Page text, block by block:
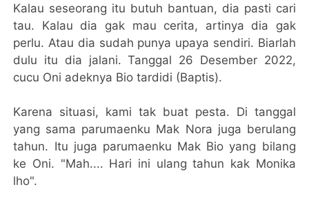
Kalau seseorang itu butuh bantuan, dia pasti cari
tau. Kalau dia gak mau cerita, artinya dia gak
perlu. Atau dia sudah punya upaya sendiri. Biarlah
dulu itu dia jalani. Tanggal 26 Desember 2022,
cucu Oni adeknya Bio tardidi (Baptis).
Karena situasi, kami tak buat pesta. Di tanggal
yang sama parumaenku Mak Nora juga berulang
tahun. Itu juga parumaenku Mak Bio yang bilang
ke Oni. "Mah.... Hari ini ulang tahun kak Monika
lho".